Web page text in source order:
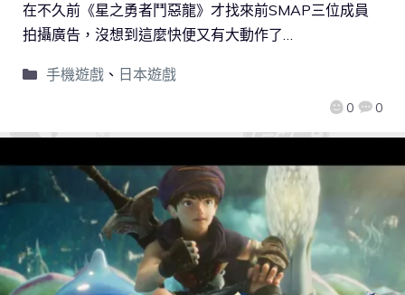
0 0
在不久前《星之勇者鬥惡龍》才找來前SMAP三位成員
拍攝廣告，沒想到這麼快便又有大動作了…
手機遊戲、 日本遊戲